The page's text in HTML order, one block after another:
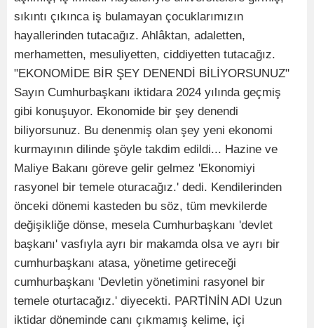
sıkıntı çıkınca iş bulamayan çocuklarımızın
hayallerinden tutacağız. Ahlâktan, adaletten,
merhametten, mesuliyetten, ciddiyetten tutacağız.
"EKONOMİDE BİR ŞEY DENENDİ BİLİYORSUNUZ"
Sayın Cumhurbaşkanı iktidara 2024 yılında geçmiş
gibi konuşuyor. Ekonomide bir şey denendi
biliyorsunuz. Bu denenmiş olan şey yeni ekonomi
kurmayının dilinde şöyle takdim edildi... Hazine ve
Maliye Bakanı göreve gelir gelmez 'Ekonomiyi
rasyonel bir temele oturacağız.' dedi. Kendilerinden
önceki dönemi kasteden bu söz, tüm mevkilerde
değişikliğe dönse, mesela Cumhurbaşkanı 'devlet
başkanı' vasfıyla ayrı bir makamda olsa ve ayrı bir
cumhurbaşkanı atasa, yönetime getireceği
cumhurbaşkanı 'Devletin yönetimini rasyonel bir
temele oturtacağız.' diyecekti. PARTİNİN ADI Uzun
iktidar döneminde canı çıkmamış kelime, içi